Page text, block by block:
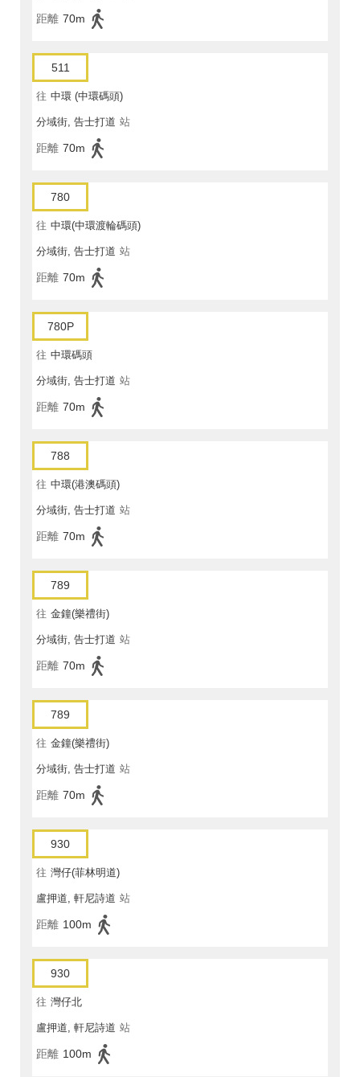
距離 70m
511
往 中環 (中環碼頭)
分域街, 告士打道 站
距離 70m
780
往 中環(中環渡輪碼頭)
分域街, 告士打道 站
距離 70m
780P
往 中環碼頭
分域街, 告士打道 站
距離 70m
788
往 中環(港澳碼頭)
分域街, 告士打道 站
距離 70m
789
往 金鐘(樂禮街)
分域街, 告士打道 站
距離 70m
789
往 金鐘(樂禮街)
分域街, 告士打道 站
距離 70m
930
往 灣仔(菲林明道)
盧押道, 軒尼詩道 站
距離 100m
930
往 灣仔北
盧押道, 軒尼詩道 站
距離 100m